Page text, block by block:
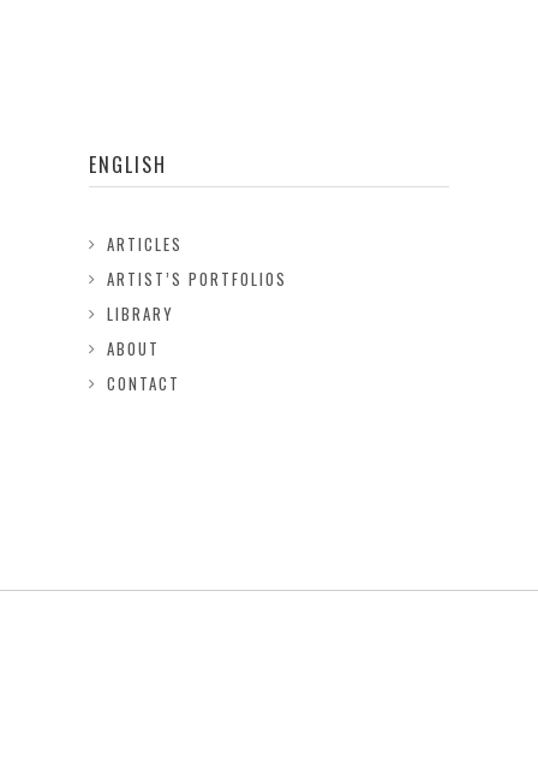
ENGLISH
ARTICLES
ARTIST’S PORTFOLIOS
LIBRARY
ABOUT
CONTACT